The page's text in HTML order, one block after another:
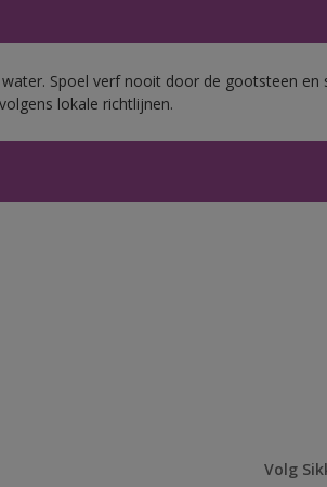
Spoel verf nooit door de gootsteen
lokale richtlijnen.
Volg